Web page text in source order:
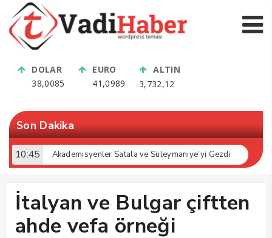
DOLAR
38,0085
EURO
41,0989
ALTIN
3,732,12
Son Dakika
10:45 Akademisyenler Satala ve Süleymaniye’yi Gezdi
İtalyan ve Bulgar çiftten
ahde vefa örneği